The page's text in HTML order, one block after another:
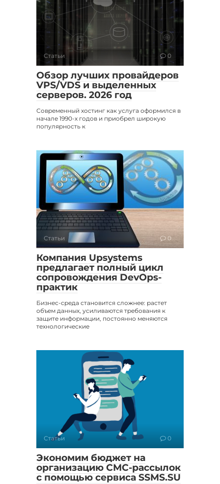
Статьи 0
Обзор лучших провайдеров
VPS/VDS и выделенных
серверов. 2026 год
Современный хостинг как услуга оформился в
начале 1990-х годов и приобрел широкую
популярность к
Статьи 0
Компания Upsystems
предлагает полный цикл
сопровождения DevOps-
практик
Бизнес-среда становится сложнее: растет
объем данных, усиливаются требования к
защите информации, постоянно меняются
технологические
Статьи 0
Экономим бюджет на
организацию СМС-рассылок
с помощью сервиса SSMS.SU